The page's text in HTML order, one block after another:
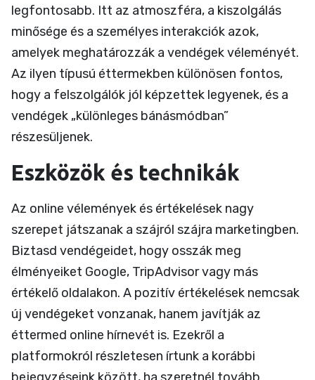
legfontosabb. Itt az atmoszféra, a kiszolgálás
minősége és a személyes interakciók azok,
amelyek meghatározzák a vendégek véleményét.
Az ilyen típusú éttermekben különösen fontos,
hogy a felszolgálók jól képzettek legyenek, és a
vendégek „különleges bánásmódban”
részesüljenek.
Eszközök és technikák
Az online vélemények és értékelések nagy
szerepet játszanak a szájról szájra marketingben.
Biztasd vendégeidet, hogy osszák meg
élményeiket Google, TripAdvisor vagy más
értékelő oldalakon. A pozitív értékelések nemcsak
új vendégeket vonzanak, hanem javítják az
éttermed online hírnevét is. Ezekről a
platformokról részletesen írtunk a korábbi